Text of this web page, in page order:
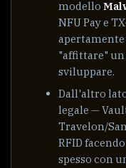
modello
NFU Pay e
"affittare" un
sviluppare.
Dall'altro
legale —
Travelon/
RFID
spesso con